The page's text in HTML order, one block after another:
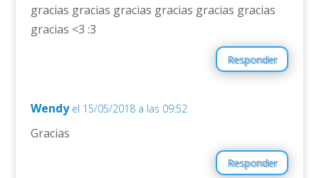
gracias gracias gracias gracias gracias gracias
gracias <3 :3
Responder
Wendy el 15/05/2018 a las 09:52
Gracias
Responder